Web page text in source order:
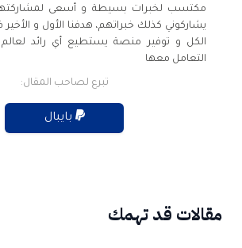
مكتسب لخبرات بسيطة و أسعى
يشاركوني كذلك خبراتهم، هدفنا الأول و
الكل و توفير منصة يستطيع أي رائد
التعامل معها
تبرع لصاحب المقال:
مقالات قد تهمك